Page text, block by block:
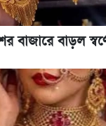
বাজারে বাড়ল